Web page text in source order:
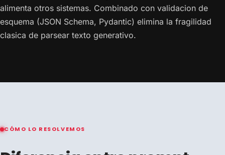
alimenta otros sistemas. Combinado con validacion de
esquema (JSON Schema, Pydantic) elimina la fragilidad
clasica de parsear texto generativo.
CÓMO LO RESOLVEMOS